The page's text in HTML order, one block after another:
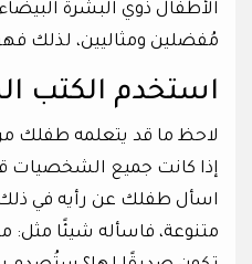
الأطفال ذوي البشرة
مُفضلين ومثاليين، لذلك فهو
استخدم الكتب
لاحظ ما قد يتعلمه طفلك
إذا كانت جميع الشخصيات
اسأل طفلك عن رأيه في
متنوعة، فاسأله شيئًا مثل: